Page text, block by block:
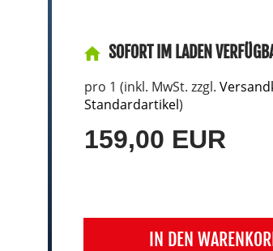
SOFORT IM LADEN
pro 1 (inkl. MwSt. zzgl.
Standardartikel)
159,00 EUR
IN DEN